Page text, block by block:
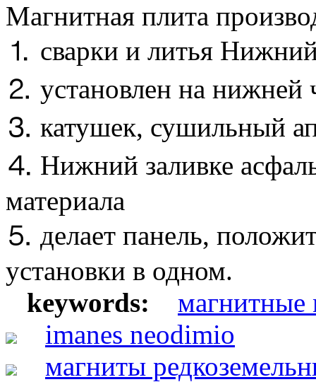
Магнитная плита
⒈ сварки и литья
⒉ установлен на нижней
⒊ катушек, сушильный
⒋ Нижний заливке
материала
⒌ делает панель,
установки в одном.
keywords:
магнитные
imanes neodimio
магниты